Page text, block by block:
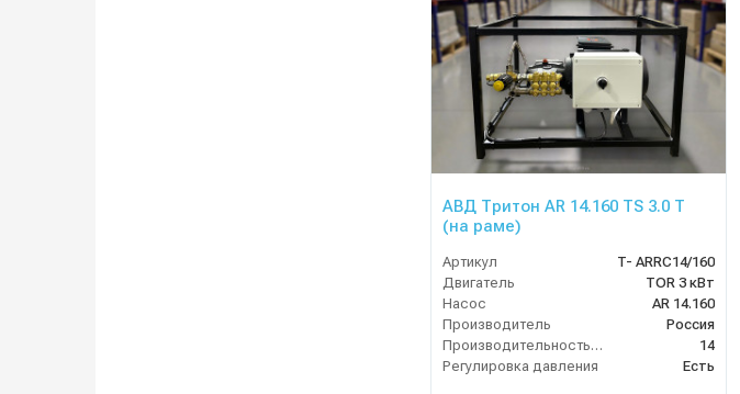
АВД Тритон AR 14.160 TS 3.0 Т
(на раме)
Артикул
T- ARRC14/160
Двигатель
TOR 3 кВт
Насос
AR 14.160
Производитель
Россия
Производительность (л/мин)
14
Регулировка давления
Есть